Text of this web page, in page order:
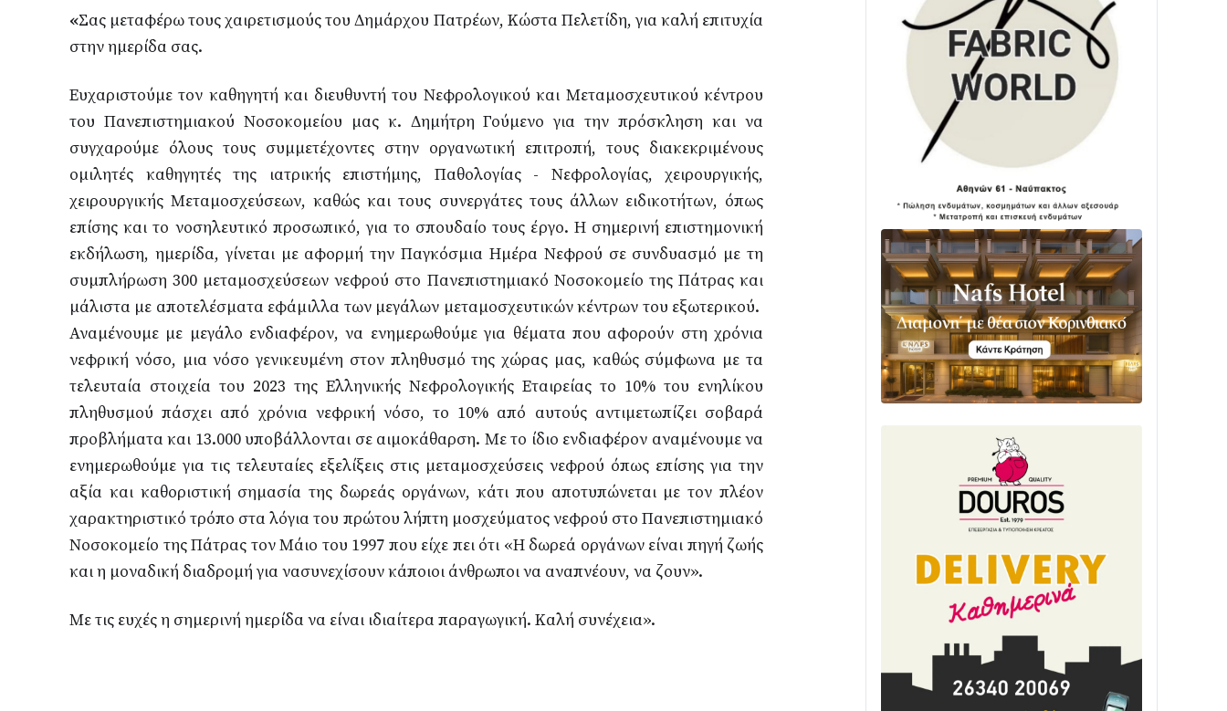
«Σας μεταφέρω τους χαιρετισμούς του Δημάρχου Πατρέων, Κώστα Πελετίδη, για καλή επιτυχία
στην ημερίδα σας.
Ευχαριστούμε τον καθηγητή και διευθυντή του Νεφρολογικού και Μεταμοσχευτικού κέντρου
του Πανεπιστημιακού Νοσοκομείου μας κ. Δημήτρη Γούμενο για την πρόσκληση και να
συγχαρούμε όλους τους συμμετέχοντες στην οργανωτική επιτροπή, τους διακεκριμένους
ομιλητές καθηγητές της ιατρικής επιστήμης, Παθολογίας - Νεφρολογίας, χειρουργικής,
χειρουργικής Μεταμοσχεύσεων, καθώς και τους συνεργάτες τους άλλων ειδικοτήτων, όπως
επίσης και το νοσηλευτικό προσωπικό, για το σπουδαίο τους έργο. Η σημερινή επιστημονική
εκδήλωση, ημερίδα, γίνεται με αφορμή την Παγκόσμια Ημέρα Νεφρού σε συνδυασμό με τη
συμπλήρωση 300 μεταμοσχεύσεων νεφρού στο Πανεπιστημιακό Νοσοκομείο της Πάτρας και
μάλιστα με αποτελέσματα εφάμιλλα των μεγάλων μεταμοσχευτικών κέντρων του εξωτερικού.
Αναμένουμε με μεγάλο ενδιαφέρον, να ενημερωθούμε για θέματα που αφορούν στη χρόνια
νεφρική νόσο, μια νόσο γενικευμένη στον πληθυσμό της χώρας μας, καθώς σύμφωνα με τα
τελευταία στοιχεία του 2023 της Ελληνικής Νεφρολογικής Εταιρείας το 10% του ενηλίκου
πληθυσμού πάσχει από χρόνια νεφρική νόσο, το 10% από αυτούς αντιμετωπίζει σοβαρά
προβλήματα και 13.000 υποβάλλονται σε αιμοκάθαρση. Με το ίδιο ενδιαφέρον αναμένουμε να
ενημερωθούμε για τις τελευταίες εξελίξεις στις μεταμοσχεύσεις νεφρού όπως επίσης για την
αξία και καθοριστική σημασία της δωρεάς οργάνων, κάτι που αποτυπώνεται με τον πλέον
χαρακτηριστικό τρόπο στα λόγια του πρώτου λήπτη μοσχεύματος νεφρού στο Πανεπιστημιακό
Νοσοκομείο της Πάτρας τον Μάιο του 1997 που είχε πει ότι «Η δωρεά οργάνων είναι πηγή ζωής
και η μοναδική διαδρομή για νασυνεχίσουν κάποιοι άνθρωποι να αναπνέουν, να ζουν».
Με τις ευχές η σημερινή ημερίδα να είναι ιδιαίτερα παραγωγική. Καλή συνέχεια».